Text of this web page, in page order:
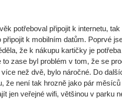
potřeboval připojit k internetu,
k mobilním datům. Poprvé
že k nákupu kartičky je
zase byl problém v tom, že se
než dvě, bylo náročné. Do
že není tak hrozně jako pár
jen veřejné wifi, většinou v parku